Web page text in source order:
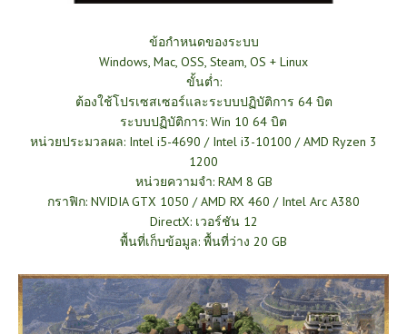
ข้อกำหนดของระบบ
Windows, Mac, OSS, Steam, OS + Linux
ขั้นต่ำ:
ต้องใช้โปรเซสเซอร์และระบบปฏิบัติการ 64 บิต
ระบบปฏิบัติการ: Win 10 64 บิต
หน่วยประมวลผล: Intel i5-4690 / Intel i3-10100 / AMD Ryzen 3
1200
หน่วยความจำ: RAM 8 GB
กราฟิก: NVIDIA GTX 1050 / AMD RX 460 / Intel Arc A380
DirectX: เวอร์ชัน 12
พื้นที่เก็บข้อมูล: พื้นที่ว่าง 20 GB